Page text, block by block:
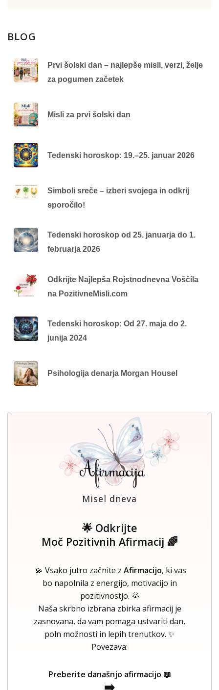
BLOG
Prvi šolski dan – najlepše misli, verzi, želje
za pogumen začetek
Misli za prvi šolski dan
Tedenski horoskop: 19.–25. januar 2026
Simboli sreče – izberi svojega in odkrij
sporočilo!
Tedenski horoskop od 25. januarja do 1.
februarja 2026
Odkrijte Najlepša Rojstnodnevna Voščila
na PozitivneMisli.com
Tedenski horoskop: Od 27. maja do 2.
junija 2024
Psihologija denarja Morgan Housel
Misel dneva
🌟 Odkrijte
Moč Pozitivnih Afirmacij 🌈
💫 Vsako jutro začnite z Afirmacijo, ki vas
bo napolnila z energijo, motivacijo in
pozitivnostjo. 🌞
Naša skrbno izbrana zbirka afirmacij je
zasnovana, da vam pomaga ustvariti dan,
poln možnosti in lepih trenutkov. ✨
Povezava:
Preberite današnjo afirmacijo 📖
➡️